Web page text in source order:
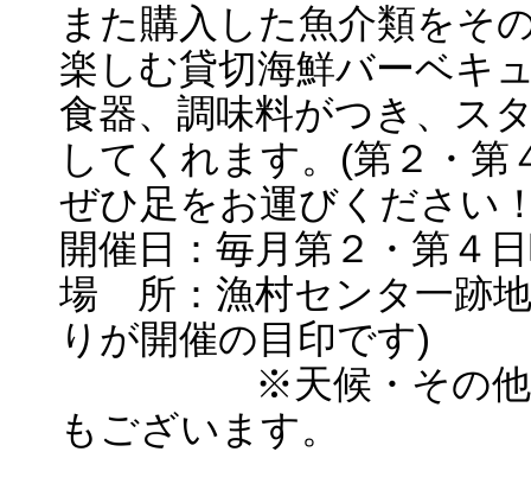
また購入した魚介類をそ
楽しむ貸切海鮮バーベキ
食器、調味料がつき、ス
してくれます。(第２・
ぜひ足をお運びください
開催日：毎月第２・第４
場 所：漁村センタ一跡
りが開催の目印です)
※天候・その他の事
もございます。